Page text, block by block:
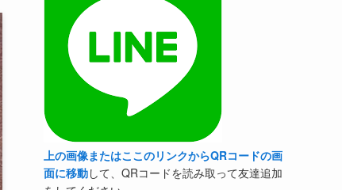
上の画像またはここのリンクからQRコードの画
面に移動して、QRコードを読み取って友達追加